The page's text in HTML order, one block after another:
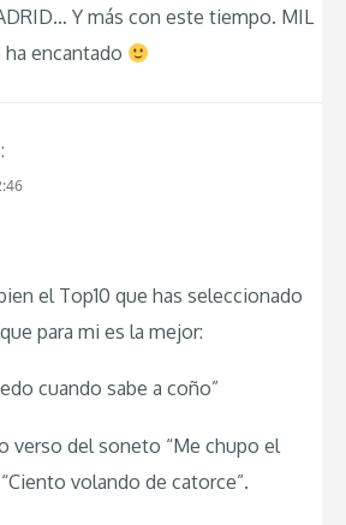
Y más con este tiempo. MIL
ha encantado
el Top10 que has seleccionado
para mi es la mejor:
cuando sabe a coño”
verso del soneto “Me chupo el
volando de catorce”.